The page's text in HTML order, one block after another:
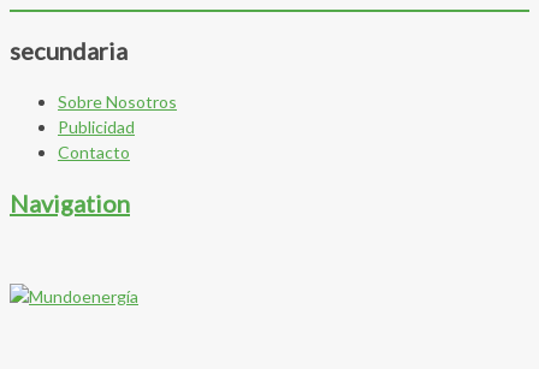
secundaria
Sobre Nosotros
Publicidad
Contacto
Navigation